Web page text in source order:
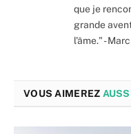
que je
grande
l'âme." -
VOUS AIMEREZ